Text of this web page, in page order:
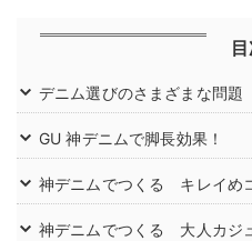
デニム選びのさまざまな問題
GU 神デニムで脚長効果！
神デニムでつくる キレイめ
神デニムでつくる 大人カジ